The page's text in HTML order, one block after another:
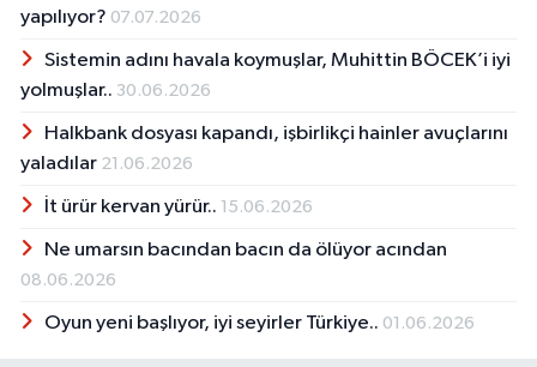
yapılıyor? 07.07.2026
Sistemin adını havala koymuşlar, Muhittin BÖCEK’i iyi
yolmuşlar.. 30.06.2026
Halkbank dosyası kapandı, işbirlikçi hainler avuçlarını
yaladılar 21.06.2026
İt ürür kervan yürür.. 15.06.2026
Ne umarsın bacından bacın da ölüyor acından
08.06.2026
Oyun yeni başlıyor, iyi seyirler Türkiye.. 01.06.2026